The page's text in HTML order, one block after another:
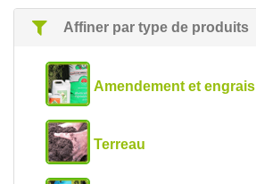
Affiner par type de produits
Amendement et engrais
Terreau